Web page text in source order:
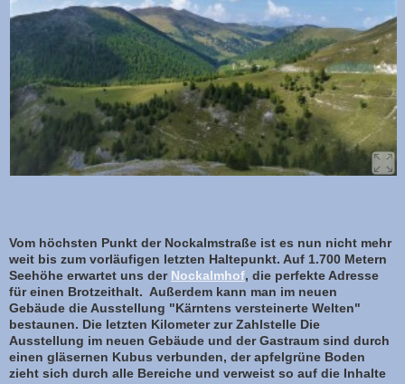
Vom höchsten Punkt der Nockalmstraße ist es nun nicht mehr
weit bis zum vorläufigen letzten Haltepunkt. Auf 1.700 Metern
Seehöhe erwartet uns der Nockalmhof, die perfekte Adresse
für einen Brotzeithalt. Außerdem kann man im neuen
Gebäude die Ausstellung "Kärntens versteinerte Welten"
bestaunen. Die letzten Kilometer zur Zahlstelle Die
Ausstellung im neuen Gebäude und der Gastraum sind durch
einen gläsernen Kubus verbunden, der apfelgrüne Boden
zieht sich durch alle Bereiche und verweist so auf die Inhalte